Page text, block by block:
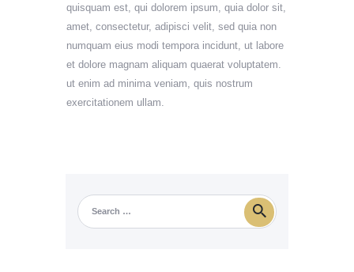
quisquam est, qui dolorem ipsum, quia dolor sit,
amet, consectetur, adipisci velit, sed quia non
numquam eius modi tempora incidunt, ut labore
et dolore magnam aliquam quaerat voluptatem.
ut enim ad minima veniam, quis nostrum
exercitationem ullam.